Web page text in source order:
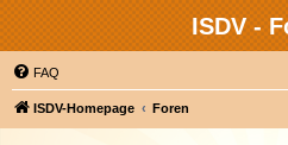
ISDV -
FAQ
ISDV-Homepage Foren